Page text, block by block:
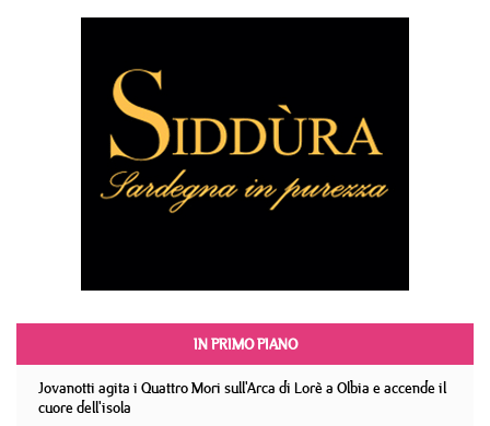
IN PRIMO PIANO
Jovanotti agita i Quattro Mori sull'Arca di Lorè a Olbia e accende il
cuore dell'isola